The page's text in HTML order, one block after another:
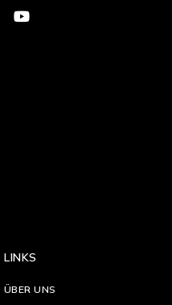
LINKS
ÜBER UNS